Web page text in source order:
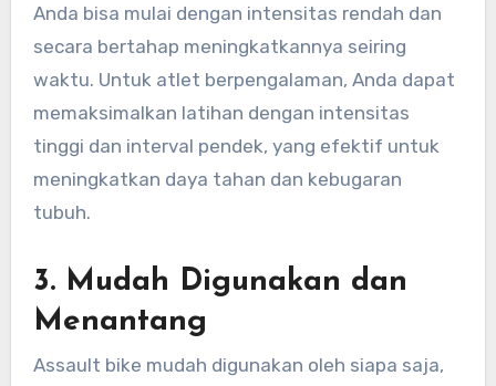
Anda bisa mulai dengan intensitas rendah dan
secara bertahap meningkatkannya seiring
waktu. Untuk atlet berpengalaman, Anda dapat
memaksimalkan latihan dengan intensitas
tinggi dan interval pendek, yang efektif untuk
meningkatkan daya tahan dan kebugaran
tubuh.
3. Mudah Digunakan dan
Menantang
Assault bike mudah digunakan oleh siapa saja,